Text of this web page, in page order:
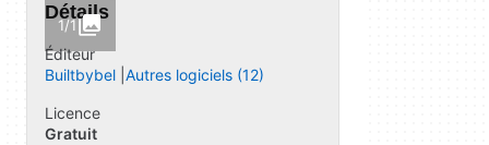
1/1
Détails
Éditeur
Builtbybel Autres logiciels (12)
Licence
Gratuit